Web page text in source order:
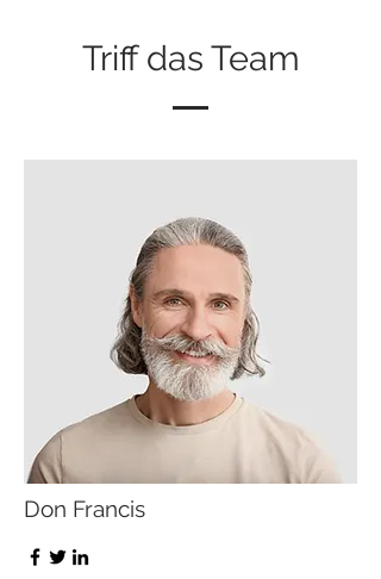
Triff das Team
Don Francis